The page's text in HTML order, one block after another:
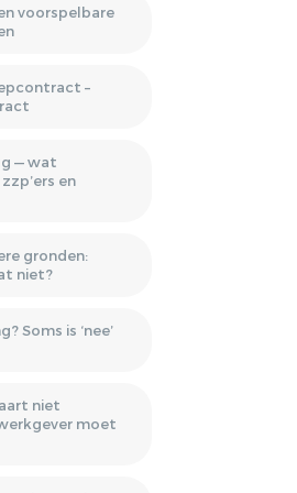
voorspelbare
–
— wat
en
gronden:
niet?
Soms is ‘nee’
niet
moet